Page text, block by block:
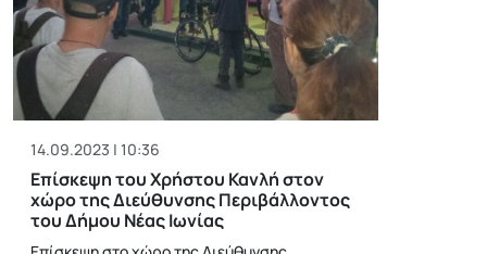
14.09.2023 | 10:36
Επίσκεψη του Χρήστου Κανλή στον
χώρο της Διεύθυνσης Περιβάλλοντος
του Δήμου Νέας Ιωνίας